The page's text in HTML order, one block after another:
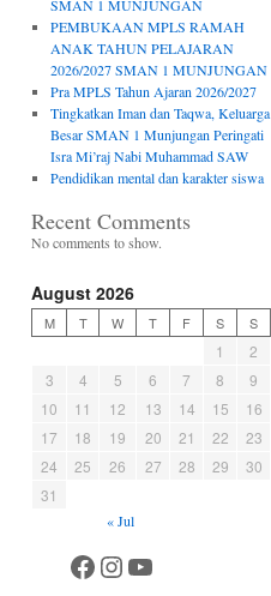
SMAN 1 MUNJUNGAN
PEMBUKAAN MPLS RAMAH
ANAK TAHUN PELAJARAN
2026/2027 SMAN 1 MUNJUNGAN
Pra MPLS Tahun Ajaran 2026/2027
Tingkatkan Iman dan Taqwa, Keluarga
Besar SMAN 1 Munjungan Peringati
Isra Mi’raj Nabi Muhammad SAW
Pendidikan mental dan karakter siswa
Recent Comments
No comments to show.
August 2026
M T W T F S S
1
2
3
4 5 6 7 8
9
10
11 12 13 14 15
16
17
18 19 20 21 22
23
24
25 26 27 28 29
30
31
« Jul
Facebook
Instagram
YouTube